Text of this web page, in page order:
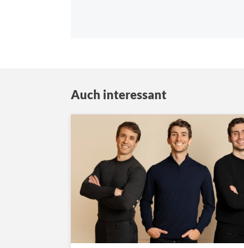
Auch interessant